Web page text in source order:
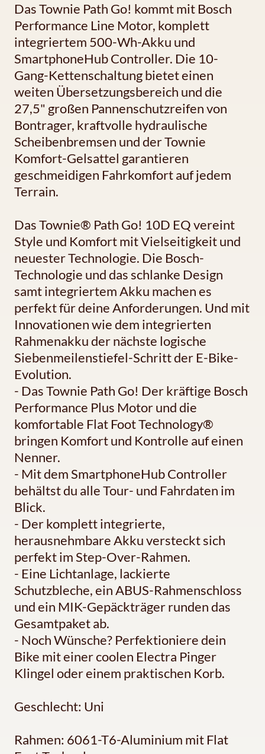
Das Townie Path Go! kommt mit Bosch
Performance Line Motor, komplett
integriertem 500-Wh-Akku und
SmartphoneHub Controller. Die 10-
Gang-Kettenschaltung bietet einen
weiten Übersetzungsbereich und die
27,5" großen Pannenschutzreifen von
Bontrager, kraftvolle hydraulische
Scheibenbremsen und der Townie
Komfort-Gelsattel garantieren
geschmeidigen Fahrkomfort auf jedem
Terrain.
Das Townie® Path Go! 10D EQ vereint
Style und Komfort mit Vielseitigkeit und
neuester Technologie. Die Bosch-
Technologie und das schlanke Design
samt integriertem Akku machen es
perfekt für deine Anforderungen. Und mit
Innovationen wie dem integrierten
Rahmenakku der nächste logische
Siebenmeilenstiefel-Schritt der E-Bike-
Evolution.
- Das Townie Path Go! Der kräftige Bosch
Performance Plus Motor und die
komfortable Flat Foot Technology®
bringen Komfort und Kontrolle auf einen
Nenner.
- Mit dem SmartphoneHub Controller
behältst du alle Tour- und Fahrdaten im
Blick.
- Der komplett integrierte,
herausnehmbare Akku versteckt sich
perfekt im Step-Over-Rahmen.
- Eine Lichtanlage, lackierte
Schutzbleche, ein ABUS-Rahmenschloss
und ein MIK-Gepäckträger runden das
Gesamtpaket ab.
- Noch Wünsche? Perfektioniere dein
Bike mit einer coolen Electra Pinger
Klingel oder einem praktischen Korb.
Geschlecht: Uni
Rahmen: 6061-T6-Aluminium mit Flat